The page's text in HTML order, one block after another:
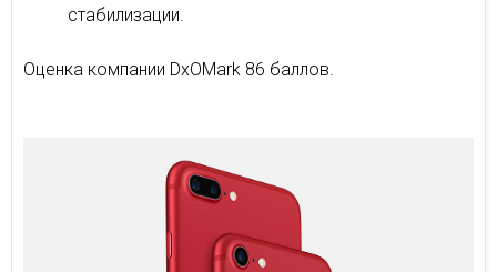
стабилизации.
Оценка компании DxOMark 86 баллов.